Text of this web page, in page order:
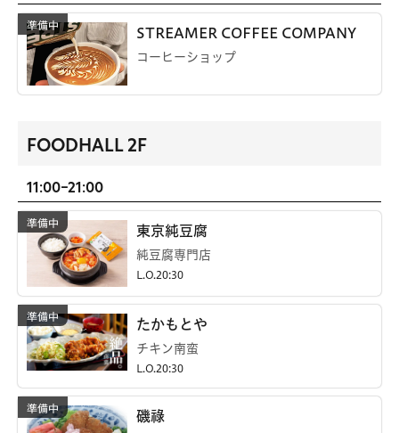
STREAMER COFFEE COMPANY
コーヒーショップ
FOODHALL 2F
11:00-21:00
東京純豆腐
純豆腐専門店
L.O.20:30
たかもとや
チキン南蛮
L.O.20:30
磯祿